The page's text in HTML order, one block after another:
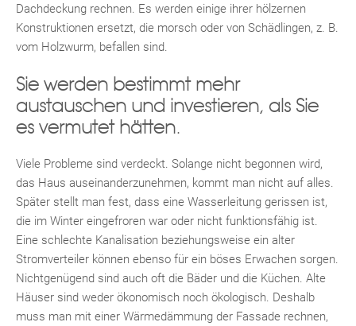
Dachdeckung rechnen. Es werden einige ihrer hölzernen
Konstruktionen ersetzt, die morsch oder von Schädlingen, z. B.
vom Holzwurm, befallen sind.
Sie werden bestimmt mehr
austauschen und investieren, als Sie
es vermutet hätten.
Viele Probleme sind verdeckt. Solange nicht begonnen wird,
das Haus auseinanderzunehmen, kommt man nicht auf alles.
Später stellt man fest, dass eine Wasserleitung gerissen ist,
die im Winter eingefroren war oder nicht funktionsfähig ist.
Eine schlechte Kanalisation beziehungsweise ein alter
Stromverteiler können ebenso für ein böses Erwachen sorgen.
Nichtgenügend sind auch oft die Bäder und die Küchen. Alte
Häuser sind weder ökonomisch noch ökologisch. Deshalb
muss man mit einer Wärmedämmung der Fassade rechnen,